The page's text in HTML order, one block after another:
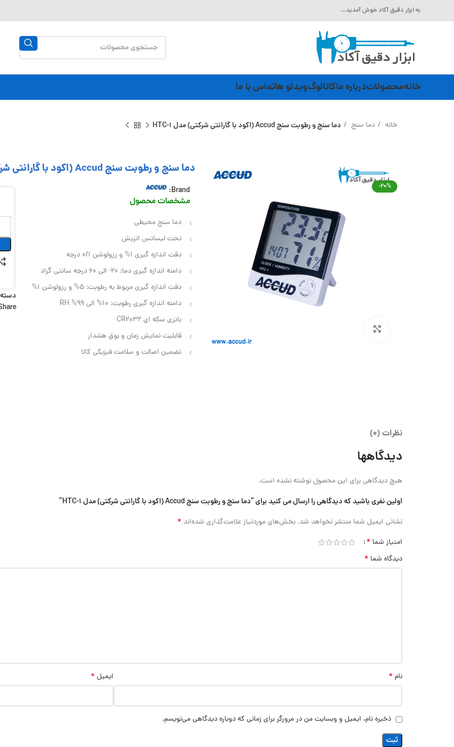
به ابزار دقیق آکاد خوش آمدید…
خانهمحصولاتدرباره ماکاتالوگویدئو هاتماس با ما
خانه دما سنج دما سنج و رطوبت سنج Accud (اکود با گارانتی شرکتی) مدل HTC-1
-20%
دما سنج و رطوبت سنج Accud (اکود با گارانتی شرکتی) مدل HTC-1
Brand:
مشخصات محصول
دما سنج محیطی
تحت لیسانس اتریش
دقت اندازه گیری 1% و رزولوشن 0/1 درجه
دامنه اندازه گیری دما: 20- الی 60 درجه سانتی گراد
دقت اندازه گیری مربوط به رطوبت: 5% و رزولوشن 1%
دامنه اندازه گیری رطوبت: 10% الی 99% RH
باتری سکه ای CR2032
قابلیت نمایش زمان و بوق هشدار
تضمین اصالت و سلامت فیزیکی کالا
نظرات (0)
دیدگاهها
هیچ دیدگاهی برای این محصول نوشته نشده است.
اولین نفری باشید که دیدگاهی را ارسال می کنید برای “دما سنج و رطوبت سنج Accud (اکود با گارانتی شرکتی) مدل HTC-1”
نشانی ایمیل شما منتشر نخواهد شد. بخش‌های موردنیاز علامت‌گذاری شده‌اند *
امتیاز شما *
دیدگاه شما *
نام * ایمیل *
ذخیره نام، ایمیل و وبسایت من در مرورگر برای زمانی که دوباره دیدگاهی می‌نویسم.